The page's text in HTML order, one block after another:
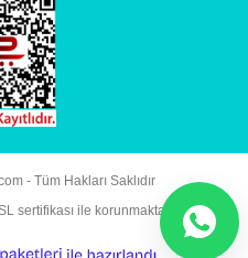
- Tüm Hakları Saklıdır
sertifikası ile korunmaktadır.
e- ile